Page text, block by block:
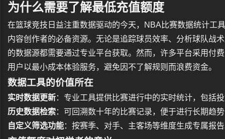
为什么需要了解最低充值额度
在篮球竞技日益注重数据驱动的今天，NBA比赛数据统计工
内容创作者的必备资源。无论是追踪球员效率、分析球队战
的数据源都需要通过专业平台获取。然而，许多平台采用付
用户以最小成本体验服务，避免因不了解规则而浪费资金。
数据工具的价值所在
实时数据更新：专业工具提供比赛进行中的实时统计，包括
历史数据检索：可回溯数十年的比赛记录，便于进行长期趋
自定义筛选功能：按赛季、对手、主客场等维度生成专属报